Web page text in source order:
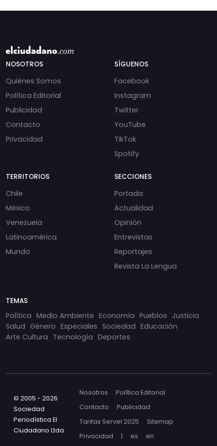
NOSOTROS
Quiénes Somos
Política Editorial
Publicidad
Contacto
Privacidad
SÍGUENOS
Facebook
Instagram
Twitter
YouTube
TikTok
Spotify
TERRITORIOS
Chile
México
Venezuela
Latinoamérica
Mundo
SECCIONES
Portada
Actualidad
Opinión
Entrevistas
Reportajes
Revista La Lengua
TEMAS
Política Medio Ambiente Economía Pueblos Justicia
Salud Género Especiales Sociedad Educación
Arte Cultura Tecnología Deportes
© 2005 - 2026
Sociedad
Periodística El
Ciudadano Ltda
Nosotros
Política Editorial
Contacto
Publicidad
Tarifas Servel 2025
Sitemap
Privacidad
| es en